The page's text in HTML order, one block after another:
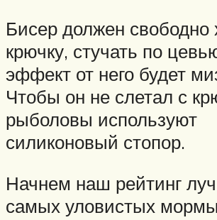
Бисер должен свободно
крючку, стучать по
эффект от него будет
Чтобы он не слетал с
рыболовы используют
силиконовый стопор.
Начнем наш рейтинг
самых уловистых